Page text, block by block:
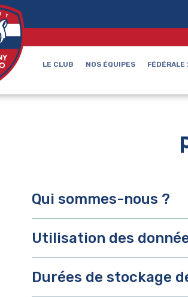
LE CLUB NOS ÉQUIPES FÉDÉRALE
Qui sommes-nous ?
Utilisation des
Durées de stockage